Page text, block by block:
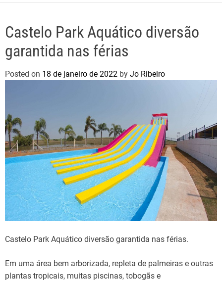
Castelo Park Aquático diversão
garantida nas férias
Posted on 18 de janeiro de 2022 by Jo Ribeiro
Castelo Park Aquático diversão garantida nas férias.
Em uma área bem arborizada, repleta de palmeiras e outras
plantas tropicais, muitas piscinas, tobogãs e